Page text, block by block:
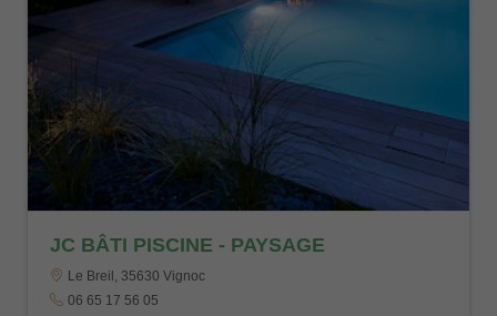
JC BÂTI PISCINE - PAYSAGE
Le Breil, 35630 Vignoc
06 65 17 56 05